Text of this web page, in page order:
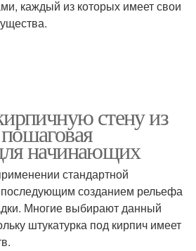
каждый из которых имеет свои
стену из
начинающих
стандартной
последующим созданием рельефа
Многие выбирают данный
штукатурка под кирпич имеет